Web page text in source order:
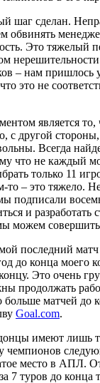
шаг сделан.
обвинять
Это тяжелый
– нам пришлось
это не
является то,
с другой стороны,
Всегда
что не каждый
только 11
то – это тяжело.
подписали
и разработать
можем
последний
до конца моего
Это очень
продолжать
матчей до
Goal.com.
имеют лишь
чемпионов
место в АПЛ.
7 туров до конца